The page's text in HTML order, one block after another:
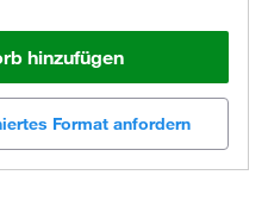
hinzufügen
Format anfordern